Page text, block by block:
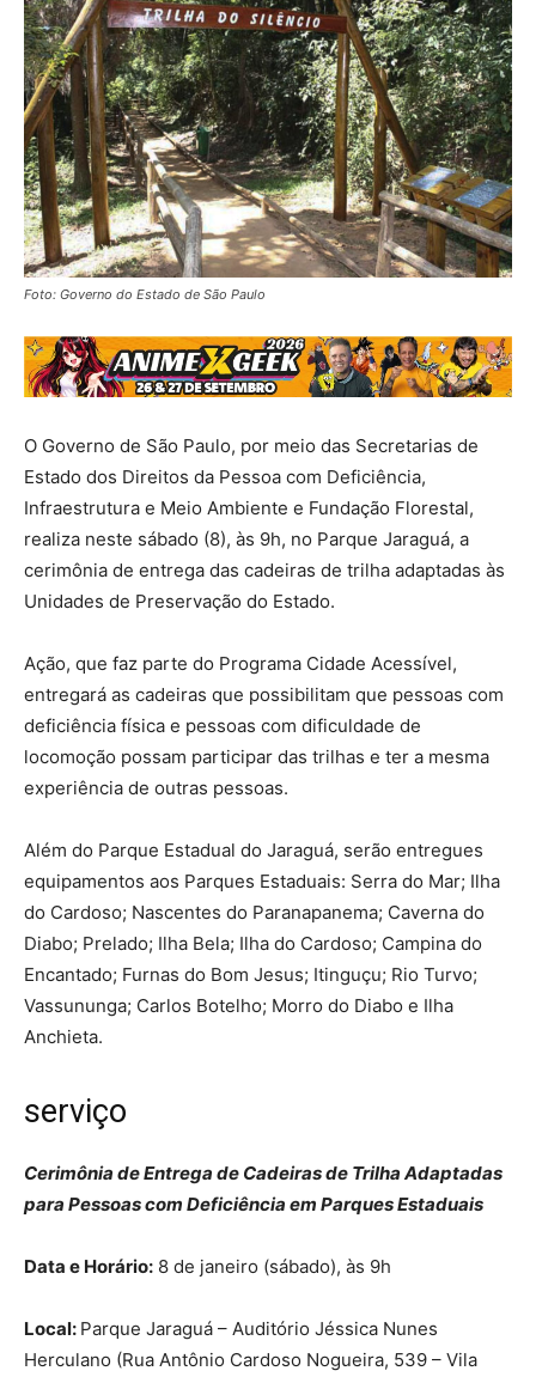
Foto: Governo do Estado de São Paulo
O Governo de São Paulo, por meio das Secretarias de
Estado dos Direitos da Pessoa com Deficiência,
Infraestrutura e Meio Ambiente e Fundação Florestal,
realiza neste sábado (8), às 9h, no Parque Jaraguá, a
cerimônia de entrega das cadeiras de trilha adaptadas às
Unidades de Preservação do Estado.
Ação, que faz parte do Programa Cidade Acessível,
entregará as cadeiras que possibilitam que pessoas com
deficiência física e pessoas com dificuldade de
locomoção possam participar das trilhas e ter a mesma
experiência de outras pessoas.
Além do Parque Estadual do Jaraguá, serão entregues
equipamentos aos Parques Estaduais: Serra do Mar; Ilha
do Cardoso; Nascentes do Paranapanema; Caverna do
Diabo; Prelado; Ilha Bela; Ilha do Cardoso; Campina do
Encantado; Furnas do Bom Jesus; Itinguçu; Rio Turvo;
Vassununga; Carlos Botelho; Morro do Diabo e Ilha
Anchieta.
serviço
Cerimônia de Entrega de Cadeiras de Trilha Adaptadas
para Pessoas com Deficiência em Parques Estaduais
Data e Horário: 8 de janeiro (sábado), às 9h
Local: Parque Jaraguá – Auditório Jéssica Nunes
Herculano (Rua Antônio Cardoso Nogueira, 539 – Vila